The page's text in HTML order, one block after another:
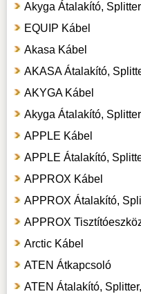
Akyga Átalakító,
EQUIP Kábel
Akasa Kábel
AKASA Átalakító,
AKYGA Kábel
Akyga Átalakító,
APPLE Kábel
APPLE Átalakító,
APPROX Kábel
APPROX Átalakító,
APPROX
Arctic Kábel
ATEN Átkapcsoló
ATEN Átalakító,